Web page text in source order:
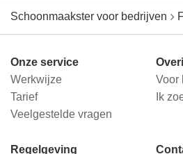
Schoonmaakster voor bedrijven
Onze service
Werkwijze
Tarief
Veelgestelde vragen
Voor
Ik
Regelgeving